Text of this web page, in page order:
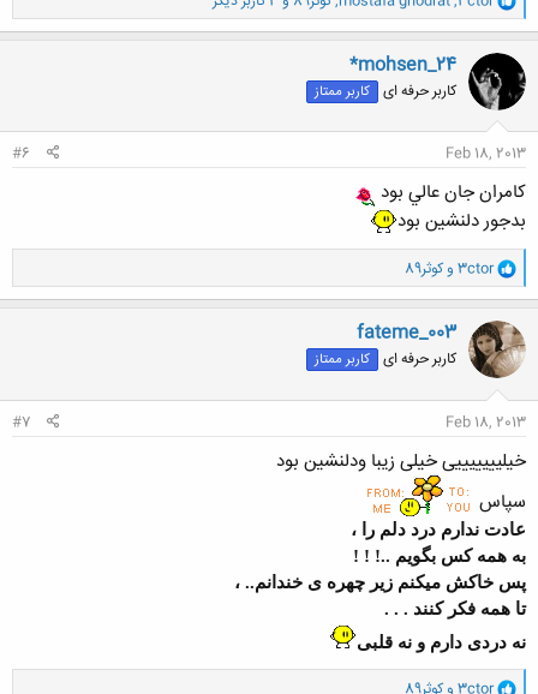
ا
ک
ن
ش
ه
ا
*mohsen_24
کاربر حرفه ای کاربر ممتاز
Feb 18, 2013
#6
کامران جان عالي بود
بدجور دلنشين بود
و
ا
ک
ن
ش
ه
ا
3ctor وکوثر89
fateme_003
کاربر حرفه ای کاربر ممتاز
Feb 18, 2013
#7
خیلیییییییی خیلی زیبا ودلنشین بود
سپاس
عادت ندارم درد دلم را ،
به همه کس بگویم ..! ! !
پس خاکش میکنم زیر چهره ی خندانم.. ،
تا همه فکر کنند . . .
نه دردی دارم و نه قلبی
و3ctor وکوثر89